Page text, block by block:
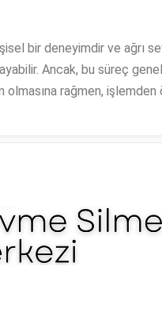
bir deneyimdir ve ağrı
Ancak, bu süreç
rağmen, işlemden